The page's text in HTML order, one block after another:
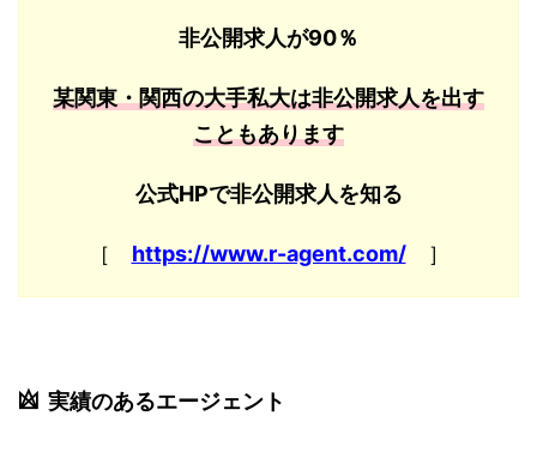
非公開求人が90％
某関東・関西の大手私大は非公開求人を出す
こともあります
公式HPで非公開求人を知る
［ https://www.r-agent.com/］
実績のあるエージェント